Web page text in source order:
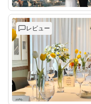
レビュー